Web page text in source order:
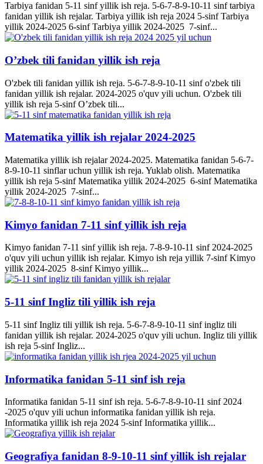
Tarbiya fanidan 5-11 sinf yillik ish reja. 5-6-7-8-9-10-11 sinf tarbiya
fanidan yillik ish rejalar. Tarbiya yillik ish reja 2024 5-sinf Tarbiya
yillik 2024-2025 6-sinf Tarbiya yillik 2024-2025 7-sinf...
O’zbek tili fanidan yillik ish reja
O'zbek tili fanidan yillik ish reja. 5-6-7-8-9-10-11 sinf o'zbek tili
fanidan yillik ish rejalar. 2024-2025 o'quv yili uchun. O'zbek tili
yillik ish reja 5-sinf O’zbek tili...
Matematika yillik ish rejalar 2024-2025
Matematika yillik ish rejalar 2024-2025. Matematika fanidan 5-6-7-
8-9-10-11 sinflar uchun yillik ish reja. Yuklab olish. Matematika
yillik ish reja 5-sinf Matematika yillik 2024-2025 6-sinf Matematika
yillik 2024-2025 7-sinf...
Kimyo fanidan 7-11 sinf yillik ish reja
Kimyo fanidan 7-11 sinf yillik ish reja. 7-8-9-10-11 sinf 2024-2025
o'quv yili uchun yillik ish rejalar. Kimyo ish reja yillik 7-sinf Kimyo
yillik 2024-2025 8-sinf Kimyo yillik...
5-11 sinf Ingliz tili yillik ish reja
5-11 sinf Ingliz tili yillik ish reja. 5-6-7-8-9-10-11 sinf ingliz tili
fanidan yillik ish rejalar. 2024-2025 o'quv yili uchun. Ingliz tili yillik
ish reja 5-sinf Ingliz...
Informatika fanidan 5-11 sinf ish reja
Informatika fanidan 5-11 sinf ish reja. 5-6-7-8-9-10-11 sinf 2024
-2025 o'quv yili uchun informatika fanidan yillik ish reja.
Informatika yillik ish reja 2024 5-sinf Informatika yillik...
Geografiya fanidan 8-9-10-11 sinf yillik ish rejalar